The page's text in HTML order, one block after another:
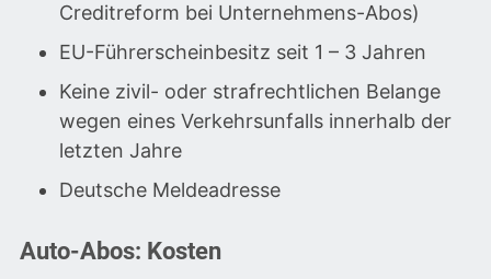
Creditreform bei Unternehmens-Abos)
EU-Führerscheinbesitz seit 1 – 3 Jahren
Keine zivil- oder strafrechtlichen Belange
wegen eines Verkehrsunfalls innerhalb der
letzten Jahre
Deutsche Meldeadresse
Auto-Abos: Kosten